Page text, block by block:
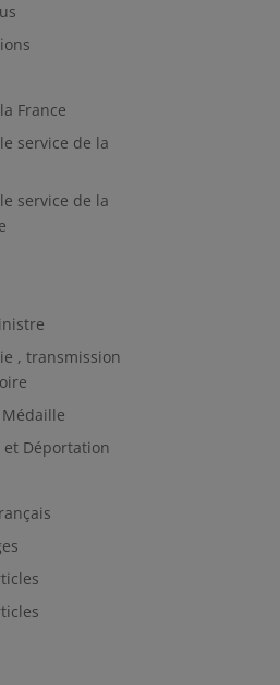
France
service de la
service de la
, transmission
et Déportation